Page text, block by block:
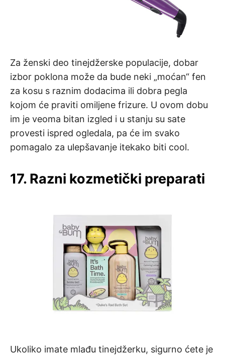
Za ženski deo tinejdžerske populacije, dobar
izbor poklona može da bude neki „moćan“ fen
za kosu s raznim dodacima ili dobra pegla
kojom će praviti omiljene frizure. U ovom dobu
im je veoma bitan izgled i u stanju su sate
provesti ispred ogledala, pa će im svako
pomagalo za ulepšavanje itekako biti cool.
17. Razni kozmetički preparati
Ukoliko imate mlađu tinejdžerku, sigurno ćete je